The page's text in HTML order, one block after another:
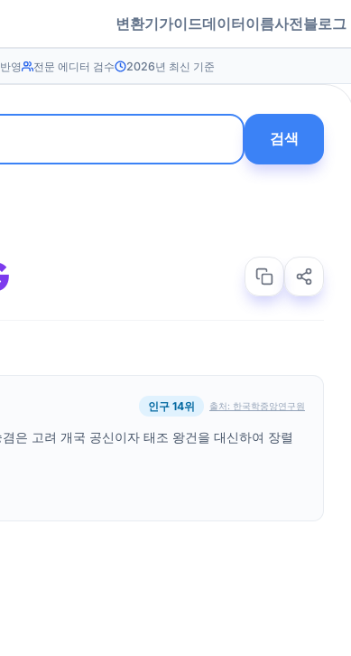
변환기가이드데이터이름사전블로그
영 전문 에디터 검수 2026년 최신 기준
검색
인구 14위 출처: 한국학중앙연구원
은 고려 개국 공신이자 태조 왕건을 대신하여 장렬